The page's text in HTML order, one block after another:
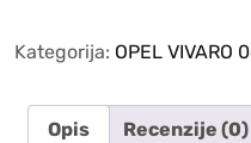
14
PREKIDAC
Kategorija: OPEL VIVARO
Opis Recenzije (0)